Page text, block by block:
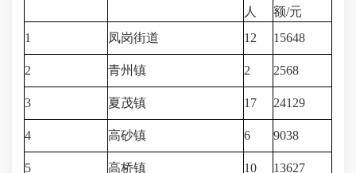
人
额/元
1
凤岗街道 12 15648
2 青州镇 2 2568
3 夏茂镇 17 24129
4 高砂镇 6 9038
5 高桥镇 10 13627